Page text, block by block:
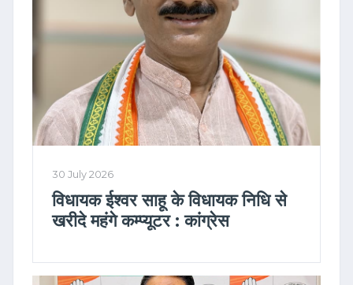
30 July 2026
विधायक ईश्वर साहू के विधायक निधि से
खरीदे महंगे कम्प्यूटर : कांग्रेस